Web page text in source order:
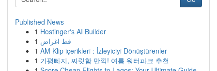
Published News
1 Hostinger's AI Builder
1 قط اغراض
1 AM Klip içerikleri : İzleyiciyi Dönüştürenler
1 가평빠지, 짜릿함 만끽! 여름 워터파크 추천